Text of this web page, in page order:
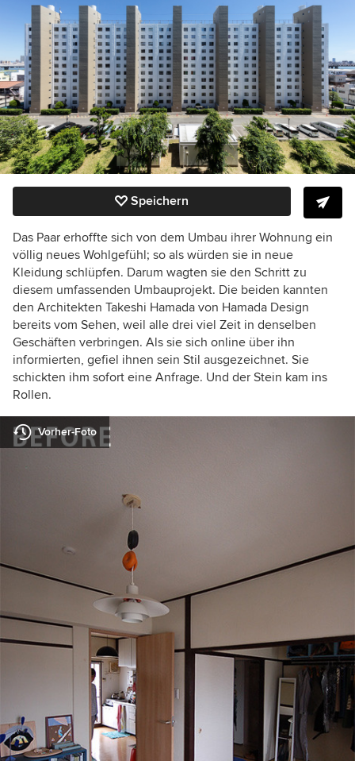
Speichern
Das Paar erhoffte sich von dem Umbau ihrer Wohnung ein
völlig neues Wohlgefühl; so als würden sie in neue
Kleidung schlüpfen. Darum wagten sie den Schritt zu
diesem umfassenden Umbauprojekt. Die beiden kannten
den Architekten Takeshi Hamada von Hamada Design
bereits vom Sehen, weil alle drei viel Zeit in denselben
Geschäften verbringen. Als sie sich online über ihn
informierten, gefiel ihnen sein Stil ausgezeichnet. Sie
schickten ihm sofort eine Anfrage. Und der Stein kam ins
Rollen.
Vorher-Foto